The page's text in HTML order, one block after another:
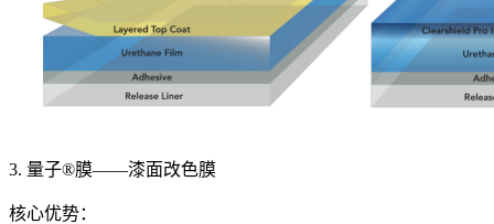
3. 量子®膜——漆面改色膜
核心优势：